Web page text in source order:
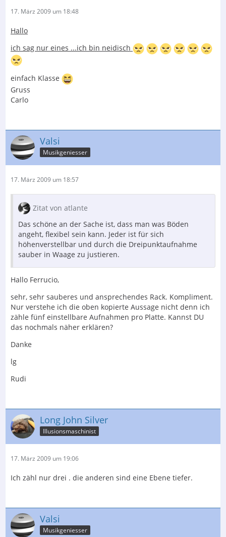
17. März 2009 um 18:48
Hallo
ich sag nur eines ...ich bin neidisch
einfach Klasse
Gruss
Carlo
Valsi
Musikgeniesser
17. März 2009 um 18:57
Zitat von atlante
Das schöne an der Sache ist, dass man was Böden
angeht, flexibel sein kann. Jeder ist für sich
höhenverstellbar und durch die Dreipunktaufnahme
sauber in Waage zu justieren.
Hallo Ferrucio,
sehr, sehr sauberes und ansprechendes Rack. Kompliment.
Nur verstehe ich die oben kopierte Aussage nicht denn ich
zähle fünf einstellbare Aufnahmen pro Platte. Kannst DU
das nochmals näher erklären?
Danke
lg
Rudi
Long John Silver
Illusionsmaschinist
17. März 2009 um 19:06
Ich zähl nur drei . die anderen sind eine Ebene tiefer.
Valsi
Musikgeniesser